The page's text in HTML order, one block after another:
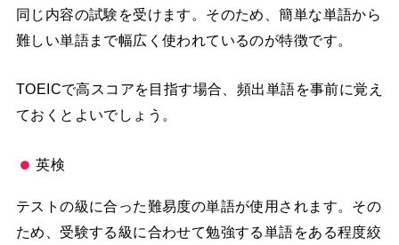
同じ内容の試験を受けます。そのため、簡単な単語から
難しい単語まで幅広く使われているのが特徴です。
TOEICで高スコアを目指す場合、頻出単語を事前に覚え
ておくとよいでしょう。
英検
テストの級に合った難易度の単語が使用されます。その
ため、受験する級に合わせて勉強する単語をある程度絞